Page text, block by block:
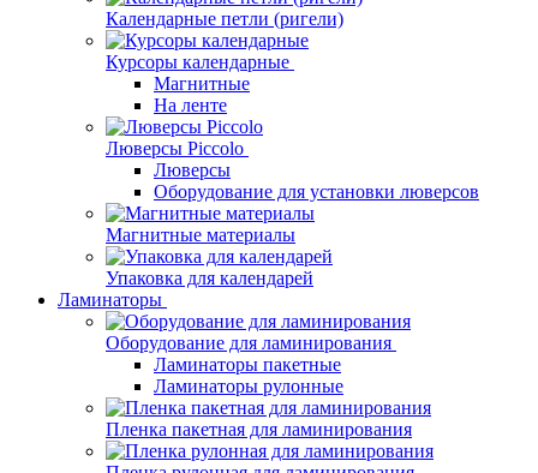
Календарные петли (ригели)
Курсоры календарные
Магнитные
На ленте
Люверсы Piccolo
Люверсы
Оборудование для установки люверсов
Магнитные материалы
Упаковка для календарей
Ламинаторы
Оборудование для ламинирования
Ламинаторы пакетные
Ламинаторы рулонные
Пленка пакетная для ламинирования